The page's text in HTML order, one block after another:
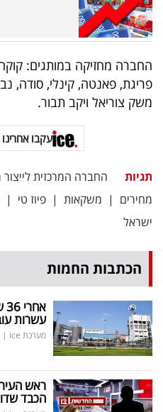
מייל
אדום
פרסמו
אחרינו:
החברה מחזיקה במותגים: קוקה
פריגת, פאנטה, קינלי, סודה,
משק צוריאל ויקב תבור.
עקבו אחרינו
תגיות החברה המרכזית
מחירים | משקאות | פיוז טי |
ישראל
הכתבות החמות
עשרות
מערכת ice |
הכבד